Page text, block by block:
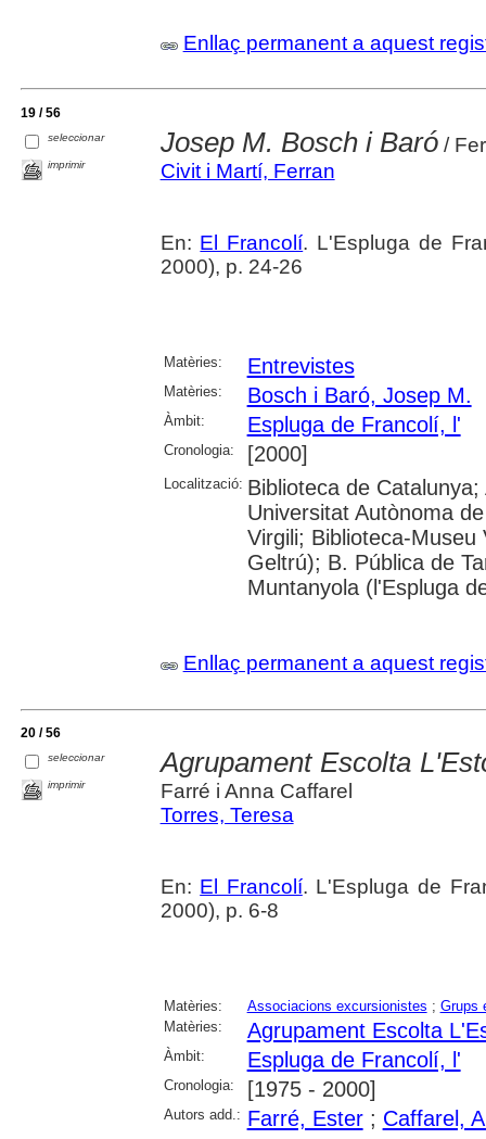
Enllaç permanent a aquest
19 / 56
seleccionar
imprimir
Josep M. Bosch i Baró/
Civit i Martí, Ferran
En: El Francolí. L'Espluga de
2000), p. 24-26
Matèries: Entrevistes
Matèries: Bosch i Baró, Josep M.
Àmbit: Espluga de Francolí, l'
Cronologia: [2000]
Localització: Biblioteca de
Universitat Autònoma
Virgili; Biblioteca-
Geltrú); B. Pública de
Muntanyola (l'Espluga
Enllaç permanent a aquest
20 / 56
seleccionar
imprimir
Agrupament Escolta
Farré i Anna Caffarel
Torres, Teresa
En: El Francolí. L'Espluga de
2000), p. 6-8
Matèries: Associacions excursionistes ; Grups
Matèries:
Agrupament Escolta
Àmbit: Espluga de Francolí, l'
Cronologia: [1975 - 2000]
Autors add.: Farré, Ester; Caffarel,